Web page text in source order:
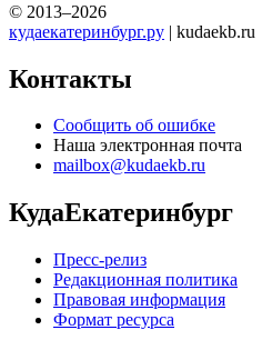
© 2013–2026
кудаекатеринбург.ру | kudaekb.ru
Контакты
Сообщить об ошибке
Наша электронная почта
mailbox@kudaekb.ru
КудаЕкатеринбург
Пресс-релиз
Редакционная политика
Правовая информация
Формат ресурса